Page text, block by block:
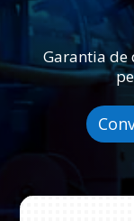
Garantia de